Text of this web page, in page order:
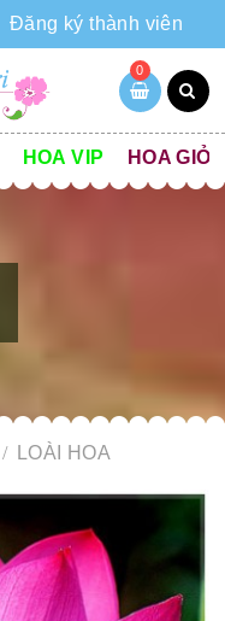
Đăng ký thành viên
0
HOA VIP HOA GIỎ
LOÀI HOA